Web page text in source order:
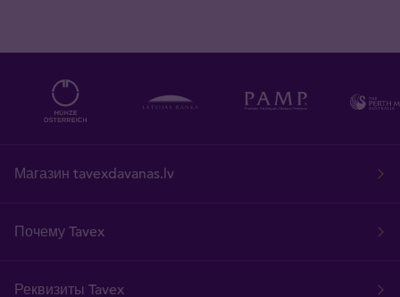
Магазин tavexdavanas.lv
Почему Tavex
Реквизиты Tavex